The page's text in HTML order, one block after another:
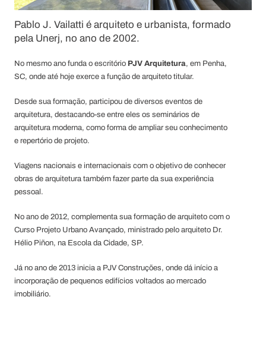
Pablo J. Vailatti é arquiteto e urbanista, formado
pela Unerj, no ano de 2002.
No mesmo ano funda o escritório PJV Arquitetura, em Penha,
SC, onde até hoje exerce a função de arquiteto titular.
Desde sua formação, participou de diversos eventos de
arquitetura, destacando-se entre eles os seminários de
arquitetura moderna, como forma de ampliar seu conhecimento
e repertório de projeto.
Viagens nacionais e internacionais com o objetivo de conhecer
obras de arquitetura também fazer parte da sua experiência
pessoal.
No ano de 2012, complementa sua formação de arquiteto com o
Curso Projeto Urbano Avançado, ministrado pelo arquiteto Dr.
Hélio Piñon, na Escola da Cidade, SP.
Já no ano de 2013 inicia a PJV Construções, onde dá início a
incorporação de pequenos edifícios voltados ao mercado
imobiliário.